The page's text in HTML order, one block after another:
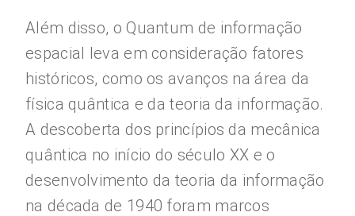
Além disso, o Quantum de informação
espacial leva em consideração fatores
históricos, como os avanços na área da
física quântica e da teoria da informação.
A descoberta dos princípios da mecânica
quântica no início do século XX e o
desenvolvimento da teoria da informação
na década de 1940 foram marcos